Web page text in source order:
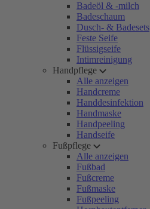
Badeöl & -milch
Badeschaum
Dusch- & Badesets
Feste Seife
Flüssigseife
Intimreinigung
Handpflege
Alle anzeigen
Handcreme
Handdesinfektion
Handmaske
Handpeeling
Handseife
Fußpflege
Alle anzeigen
Fußbad
Fußcreme
Fußmaske
Fußpeeling